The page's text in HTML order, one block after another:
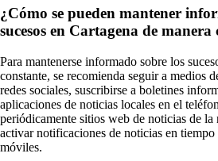
¿Cómo se pueden mantener
sucesos en Cartagena de manera
Para mantenerse informado sobre los
constante, se recomienda seguir a medios
redes sociales, suscribirse a boletines
aplicaciones de noticias locales en el
periódicamente sitios web de noticias de
activar notificaciones de noticias en
móviles.